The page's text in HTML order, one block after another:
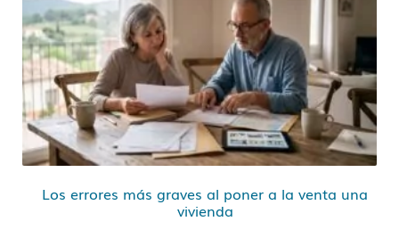
Los errores más graves al poner a la venta una
vivienda